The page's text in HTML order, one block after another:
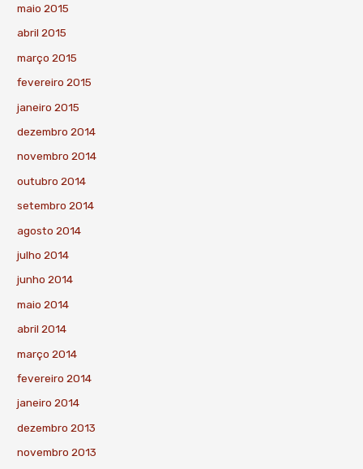
maio 2015
abril 2015
março 2015
fevereiro 2015
janeiro 2015
dezembro 2014
novembro 2014
outubro 2014
setembro 2014
agosto 2014
julho 2014
junho 2014
maio 2014
abril 2014
março 2014
fevereiro 2014
janeiro 2014
dezembro 2013
novembro 2013